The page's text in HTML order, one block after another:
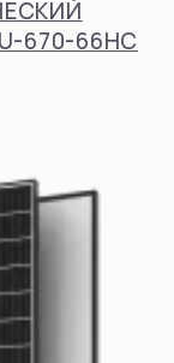
670-66HC